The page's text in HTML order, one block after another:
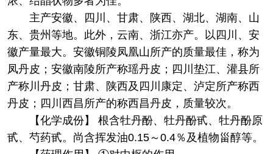
主产安徽、四川、甘肃、陕西、湖北、湖南、山
东、贵州等地。此外，云南、浙江亦产。以四川、安
徽产量最大。安徽铜陵凤凰山所产的质量最佳，称为
凤丹皮；安徽南陵所产称瑶丹皮；四川垫江、灌县所
产称川丹皮；甘肃、陕西及四川康定、泸定所产称西
丹皮；四川西昌所产的称西昌丹皮，质量较次。
【化学成份】 根含牡丹酚、牡丹酚甙、牡丹酚原
甙、芍药甙。尚含挥发油0.15～0.4％及植物甾醇等。